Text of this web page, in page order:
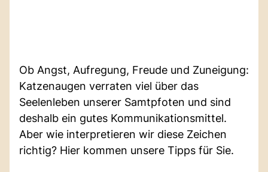
Ob Angst, Aufregung, Freude und Zuneigung:
Katzenaugen verraten viel über das
Seelenleben unserer Samtpfoten und sind
deshalb ein gutes Kommunikationsmittel.
Aber wie interpretieren wir diese Zeichen
richtig? Hier kommen unsere Tipps für Sie.